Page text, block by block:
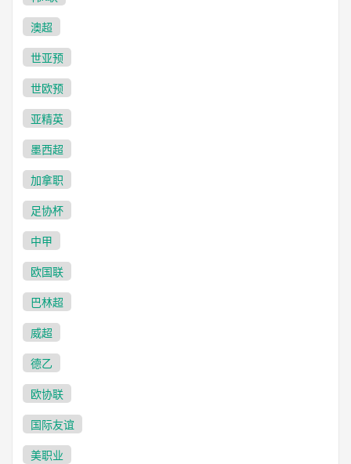
澳超
世亚预
世欧预
亚精英
墨西超
加拿职
足协杯
中甲
欧国联
巴林超
威超
德乙
欧协联
国际友谊
美职业